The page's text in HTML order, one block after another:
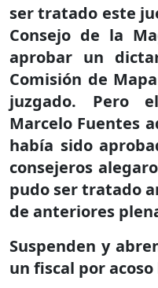
ser tratado este
Consejo de la
aprobar un
Comisión de
juzgado. Pero
Marcelo Fuentes
había sido
consejeros
pudo ser tratado
de anteriores
Suspenden y
un fiscal por